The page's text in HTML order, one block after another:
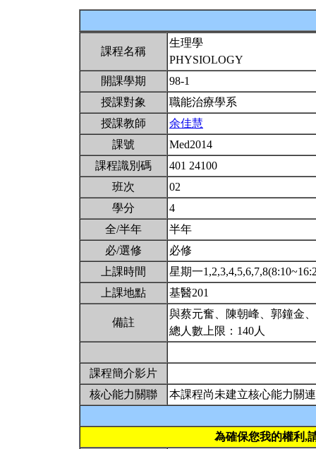
課程名稱
生理學
PHYSIOLOGY
開課學期
98-1
授課對象
職能治療學系
授課教師
余佳慧
課號
Med2014
課程識別碼
401 24100
班次
02
學分
4
全/半年
半年
必/選修
必修
上課時間
星期一
上課地點
基醫201
備註
與蔡元奮、陳朝峰、郭鐘金
總人數上限：140人
課程簡介影片
核心能力關聯
本課程尚未建立核心能力關連
為確保您我的權利,